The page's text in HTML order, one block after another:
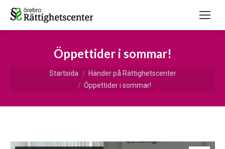
Öppettider i sommar!
Startsida
Händer på Rättighetscenter
Öppettider i sommar!